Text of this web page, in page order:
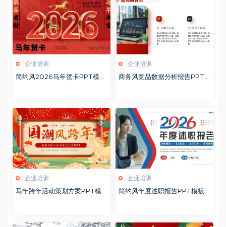
企业培训
简约风2026马年贺卡PPT模板
企业培训
商务风竞品数据分析报告PPT
企业培训
马年跨年活动策划方案PPT模
企业培训
简约风年度述职报告PPT模板2